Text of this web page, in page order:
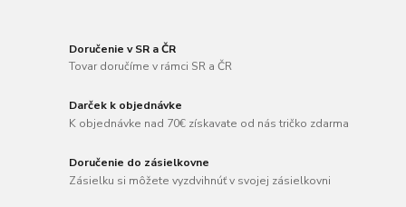
Doručenie v SR a ČR
Tovar doručíme v rámci SR a ČR
Darček k objednávke
K objednávke nad 70€ získavate od nás tričko zdarma
Doručenie do zásielkovne
Zásielku si môžete vyzdvihnúť v svojej zásielkovni